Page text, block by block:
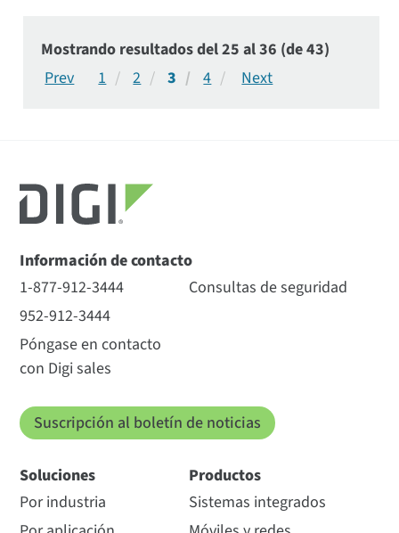
Mostrando resultados del 25 al 36 (de 43)
1
2 3 4
Información de contacto
1-877-912-3444
952-912-3444
Póngase en contacto
con Digi sales
Consultas de seguridad
Suscripción al boletín de noticias
Soluciones
Por industria
Productos
Sistemas integrados